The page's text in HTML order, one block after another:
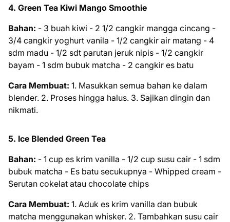
4. Green Tea Kiwi Mango Smoothie
Bahan: - 3 buah kiwi - 2 1/2 cangkir mangga cincang -
3/4 cangkir yoghurt vanila - 1/2 cangkir air matang - 4
sdm madu - 1/2 sdt parutan jeruk nipis - 1/2 cangkir
bayam - 1 sdm bubuk matcha - 2 cangkir es batu
Cara Membuat: 1. Masukkan semua bahan ke dalam
blender. 2. Proses hingga halus. 3. Sajikan dingin dan
nikmati.
5. Ice Blended Green Tea
Bahan: - 1 cup es krim vanilla - 1/2 cup susu cair - 1 sdm
bubuk matcha - Es batu secukupnya - Whipped cream -
Serutan cokelat atau chocolate chips
Cara Membuat: 1. Aduk es krim vanilla dan bubuk
matcha menggunakan whisker. 2. Tambahkan susu cair